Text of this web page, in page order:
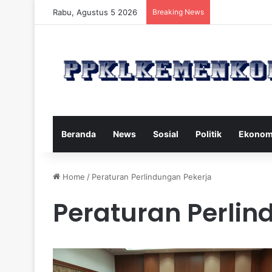
Rabu, Agustus 5 2026 Breaking News
Beranda News Sosial Politik
Home / Peraturan Perlindungan Pekerja
Peraturan